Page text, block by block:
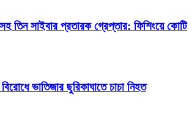
তিন সাইবার প্রতারক গ্রেপ্তার: ফিশিংয়ে কোটি
ভাতিজার ছুরিকাঘাতে চাচা নিহত